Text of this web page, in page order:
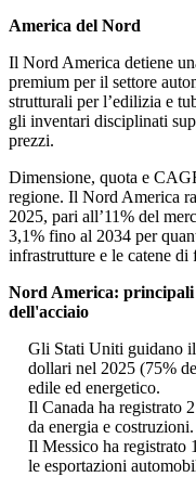
America del Nord
Il Nord America detiene
premium per il settore
strutturali per l’edilizia e
gli inventari disciplinati
prezzi.
Dimensione, quota e
regione. Il Nord America
2025, pari all’11% del
3,1% fino al 2034 per
infrastrutture e le catene
Nord America: principali
dell'acciaio
Gli Stati Uniti guidano
dollari nel 2025 (75%
edile ed energetico.
Il Canada ha registrato
da energia e costruzioni.
Il Messico ha registrato
le esportazioni